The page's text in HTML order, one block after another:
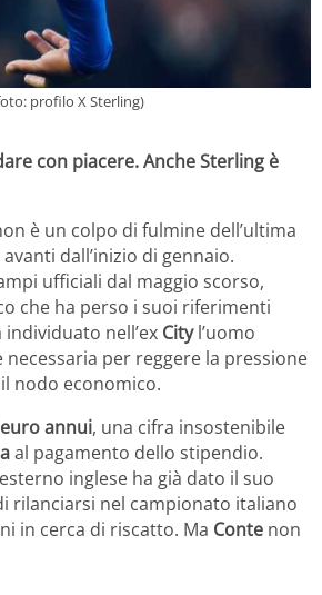
profilo X Sterling)
con piacere. Anche Sterling è
è un colpo di fulmine dell’ultima
dall’inizio di gennaio.
ufficiali dal maggio scorso,
che ha perso i suoi riferimenti
individuato nell’ex Cityl’uomo
per reggere la pressione
nodo economico.
annui, una cifra insostenibile
al pagamento dello stipendio.
inglese ha già dato il suo
rilanciarsi nel campionato italiano
in cerca di riscatto. Ma Conte non